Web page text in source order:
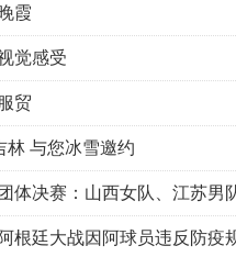
霞
觉感受
贸
林 与您冰雪邀约
体决赛：山西女队、江苏男
根廷大战因阿球员违反防疫